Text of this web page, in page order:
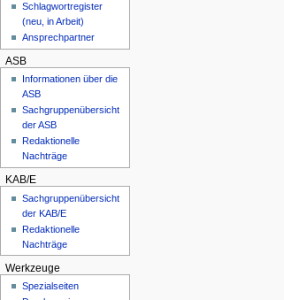
Schlagwortregister
(neu, in Arbeit)
Ansprechpartner
ASB
Informationen über die
ASB
Sachgruppenübersicht
der ASB
Redaktionelle
Nachträge
KAB/E
Sachgruppenübersicht
der KAB/E
Redaktionelle
Nachträge
Werkzeuge
Spezialseiten